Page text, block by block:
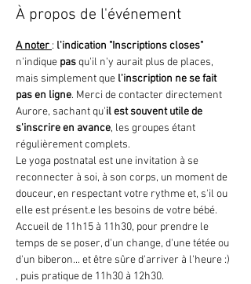
À propos de l'événement
A noter : l'indication "Inscriptions closes"
n'indique pas qu'il n'y aurait plus de places,
mais simplement que l'inscription ne se fait
pas en ligne. Merci de contacter directement
Aurore, sachant qu'il est souvent utile de
s'inscrire en avance, les groupes étant
régulièrement complets.
Le yoga postnatal est une invitation à se
reconnecter à soi, à son corps, un moment de
douceur, en respectant votre rythme et, s'il ou
elle est présent.e les besoins de votre bébé.
Accueil de 11h15 à 11h30, pour prendre le
temps de se poser, d'un change, d'une tétée ou
d'un biberon... et être sûre d'arriver à l'heure :)
, puis pratique de 11h30 à 12h30.